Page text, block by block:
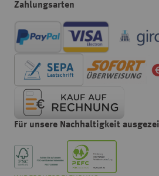
Zahlungsarten
Für unsere Nachhaltigkeit